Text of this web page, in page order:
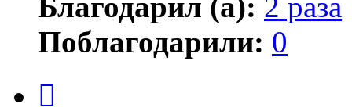
Поблагодарили: 0